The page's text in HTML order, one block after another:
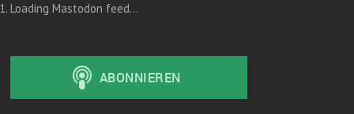
Loading Mastodon feed...